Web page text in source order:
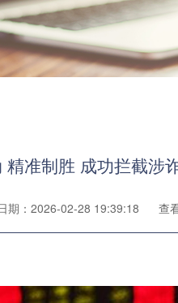
准制胜 成功拦截涉
期：2026-02-28 19:39:18 查